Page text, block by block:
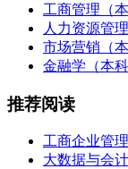
工商管理（
人力资源管
市场营销（
金融学（本
推荐阅读
工商企业管
大数据与会